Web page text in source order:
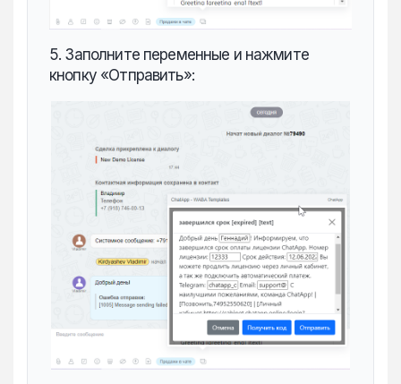
5. Заполните переменные и нажмите
кнопку «Отправить»: